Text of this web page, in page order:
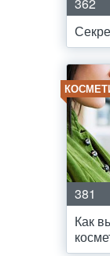
381
Как